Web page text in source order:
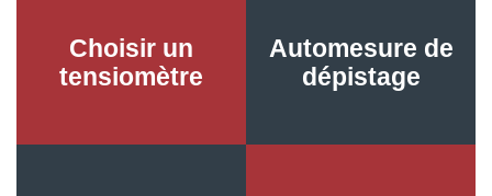
Choisir un
tensiomètre
Automesure de
dépistage